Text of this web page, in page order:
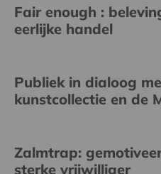
Fair enough :
eerlijke handel
Publiek in dialoog
kunstcollectie en de
Zalmtrap:
sterke vrijwilliger